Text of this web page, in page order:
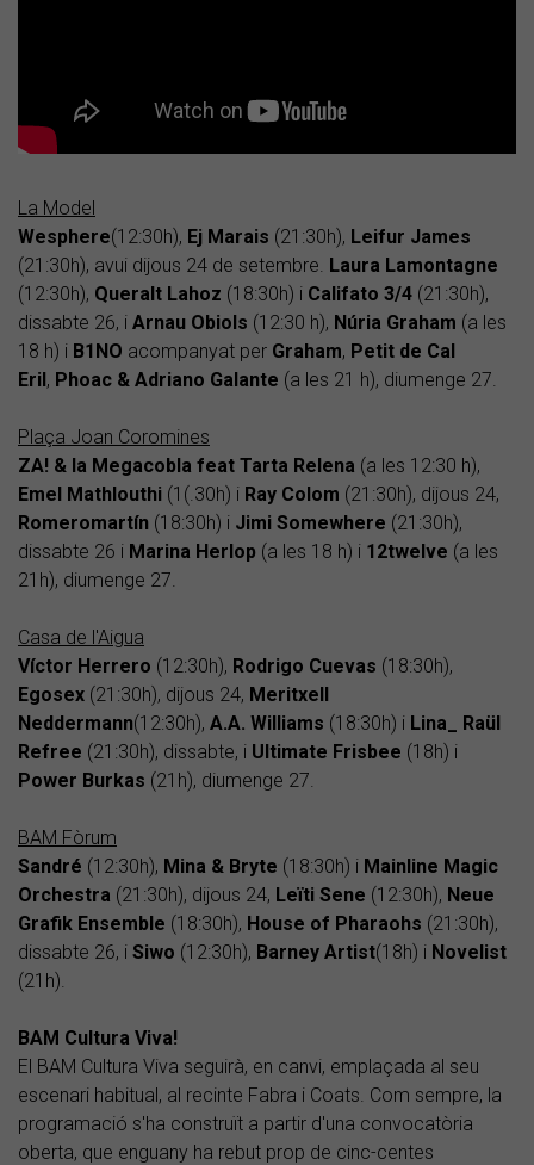
La Model
Wesphere(12:30h), Ej Marais (21:30h), Leifur James
(21:30h), avui dijous 24 de setembre. Laura Lamontagne
(12:30h), Queralt Lahoz (18:30h) i Califato 3/4 (21:30h),
dissabte 26, i Arnau Obiols (12:30 h), Núria Graham (a les
18 h) i B1NO acompanyat per Graham, Petit de Cal
Eril, Phoac & Adriano Galante (a les 21 h), diumenge 27.
Plaça Joan Coromines
ZA! & la Megacobla feat Tarta Relena (a les 12:30 h),
Emel Mathlouthi (1(.30h) i Ray Colom (21:30h), dijous 24,
Romeromartín (18:30h) i Jimi Somewhere (21:30h),
dissabte 26 i Marina Herlop (a les 18 h) i 12twelve (a les
21h), diumenge 27.
Casa de l'Aigua
Víctor Herrero (12:30h), Rodrigo Cuevas (18:30h),
Egosex (21:30h), dijous 24, Meritxell
Neddermann(12:30h), A.A. Williams (18:30h) i Lina_ Raül
Refree (21:30h), dissabte, i Ultimate Frisbee (18h) i
Power Burkas (21h), diumenge 27.
BAM Fòrum
Sandré (12:30h), Mina & Bryte (18:30h) i Mainline Magic
Orchestra (21:30h), dijous 24, Leïti Sene (12:30h), Neue
Grafik Ensemble (18:30h), House of Pharaohs (21:30h),
dissabte 26, i Siwo (12:30h), Barney Artist(18h) i Novelist
(21h).
BAM Cultura Viva!
El BAM Cultura Viva seguirà, en canvi, emplaçada al seu
escenari habitual, al recinte Fabra i Coats. Com sempre, la
programació s'ha construït a partir d'una convocatòria
oberta, que enguany ha rebut prop de cinc-centes